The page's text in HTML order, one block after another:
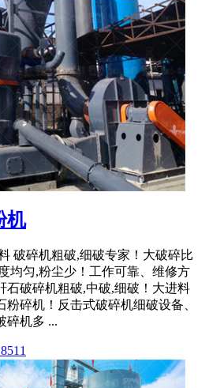
机
破碎机粗破,细破专家！大破碎比
均匀,粉尘少！工作可靠、维修方
石破碎机粗破,中破,细破！大进料
粉碎机！反击式破碎机细破设备、
碎机多 ...